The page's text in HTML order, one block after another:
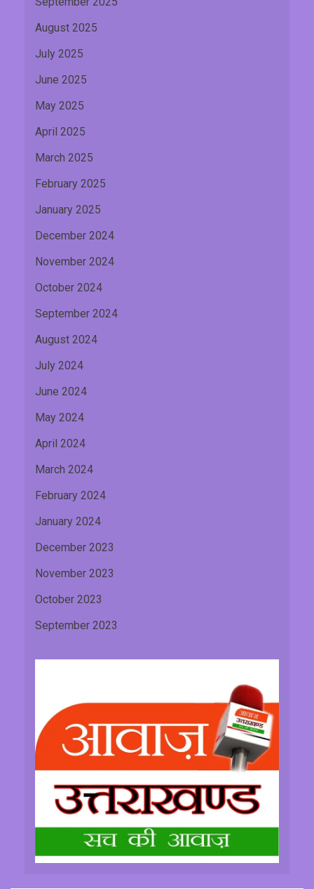
August 2025
July 2025
June 2025
May 2025
April 2025
March 2025
February 2025
January 2025
December 2024
November 2024
October 2024
September 2024
August 2024
July 2024
June 2024
May 2024
April 2024
March 2024
February 2024
January 2024
December 2023
November 2023
October 2023
September 2023